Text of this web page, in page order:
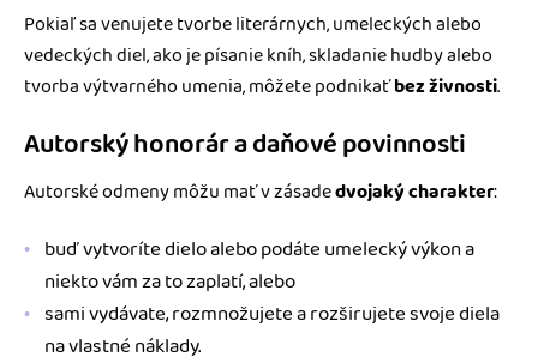
Pokiaľ sa venujete tvorbe literárnych, umeleckých alebo
vedeckých diel, ako je písanie kníh, skladanie hudby alebo
tvorba výtvarného umenia, môžete podnikaťbez živnosti.
Autorský honorár a daňové povinnosti
Autorské odmeny môžu mať v zásadedvojaký charakter:
buď vytvoríte dielo alebo podáte umelecký výkon a
niekto vám za to zaplatí, alebo
sami vydávate, rozmnožujete a rozširujete svoje diela
na vlastné náklady.